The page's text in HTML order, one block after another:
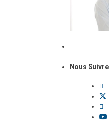
Nous Suivre